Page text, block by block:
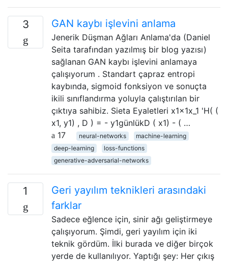
3 GAN kaybı işlevini anlama
Jenerik Düşman Ağları Anlama'da (Daniel
Seita tarafından yazılmış bir blog yazısı)
sağlanan GAN kaybı işlevini anlamaya
çalışıyorum . Standart çapraz entropi
kaybında, sigmoid fonksiyon ve sonuçta
ikili sınıflandırma yoluyla çalıştırılan bir
çıktıya sahibiz. Sieta Eyaletleri x1x1x_1 'H( (
x1, y1) , D ) = - y1günlükD ( x1) - ( …
17
neural-networks
machine-learning
deep-learning
loss-functions
generative-adversarial-networks
1
Geri yayılım teknikleri arasındaki
farklar
Sadece eğlence için, sinir ağı geliştirmeye
çalışıyorum. Şimdi, geri yayılım için iki
teknik gördüm. İlki burada ve diğer birçok
yerde de kullanılıyor. Yaptığı şey: Her çıkış